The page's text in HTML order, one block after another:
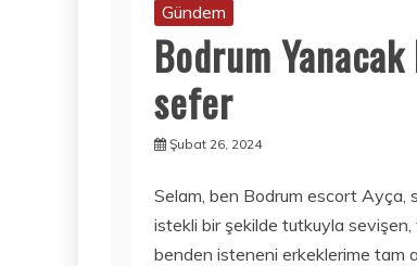
Gündem
Bodrum Yanacak
sefer
Şubat 26, 2024
Selam, ben Bodrum escort Ayça,
istekli bir şekilde tutkuyla sevişen,
benden isteneni erkeklerime tam